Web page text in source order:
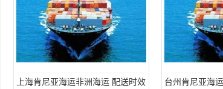
上海肯尼亚海运非洲海运 配送时效
台州肯尼亚海